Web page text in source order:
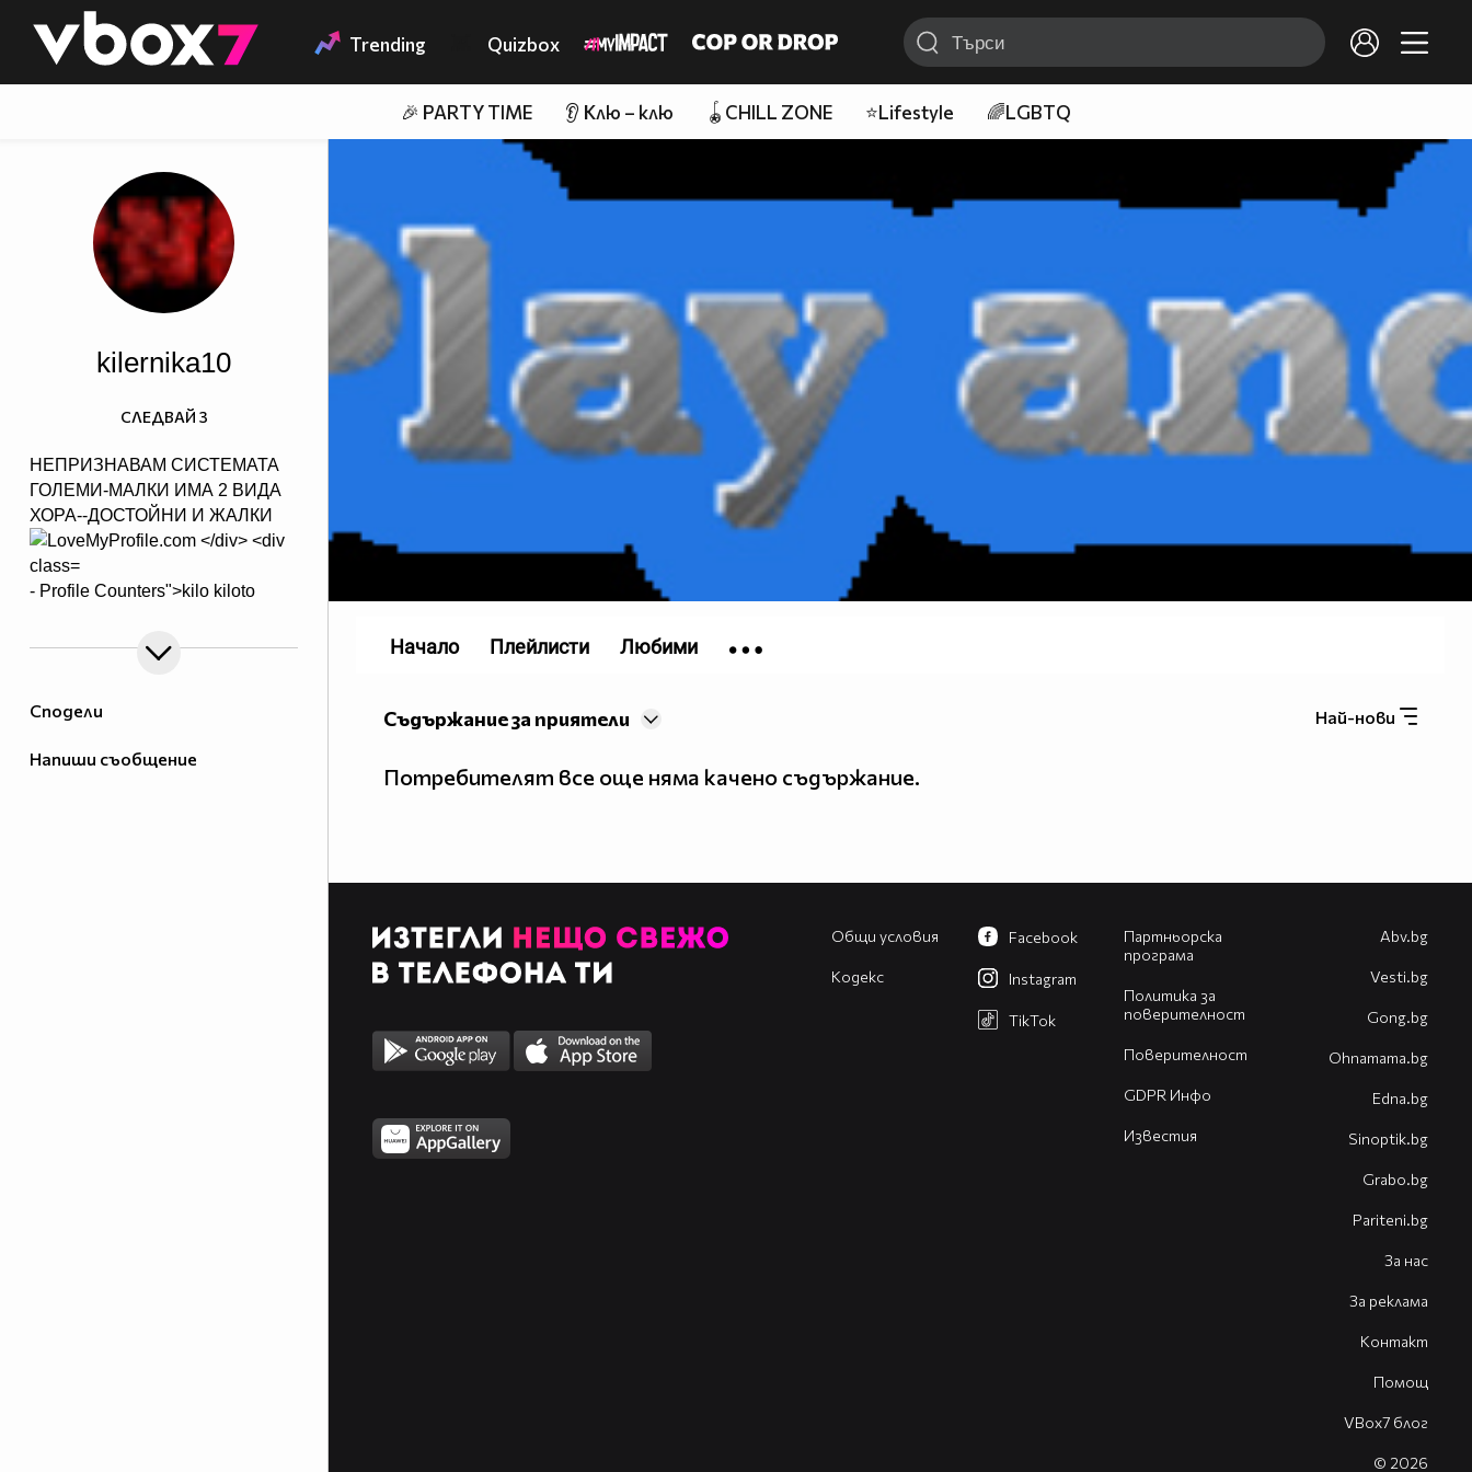
👾 Trending Quizbox
🎉 PARTY TIME 👂 Клю – клю 🪀CHILL ZONE ⭐Lifestyle 🌈LGBTQ
Сподели
Напиши съобщение
kilernika10
НЕПРИЗНАВАМ СИСТЕМАТА
ГОЛЕМИ-МАЛКИ ИМА 2 ВИДА
ХОРА--ДОСТОЙНИ И ЖАЛКИ
- Profile Counters">kilo kiloto
СЛЕДВАЙ 3
Най-нови
Съдържание за приятели
Потребителят все още няма качено съдържание.
Начало Плейлисти Любими
Общи условия
Кодекс
Партньорска
програма
Политика за
поверителност
Поверителност
GDPR Инфо
Известия
Facebook
Instagram
TikTok
Abv.bg
Vesti.bg
Gong.bg
Оhnamama.bg
Edna.bg
Sinoptik.bg
Grabo.bg
Pariteni.bg
За нас
За реклама
Контакт
Помощ
VBox7 блог
© 2026